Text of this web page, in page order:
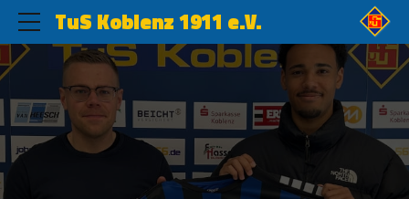
TuS Koblenz 1911 e.V.